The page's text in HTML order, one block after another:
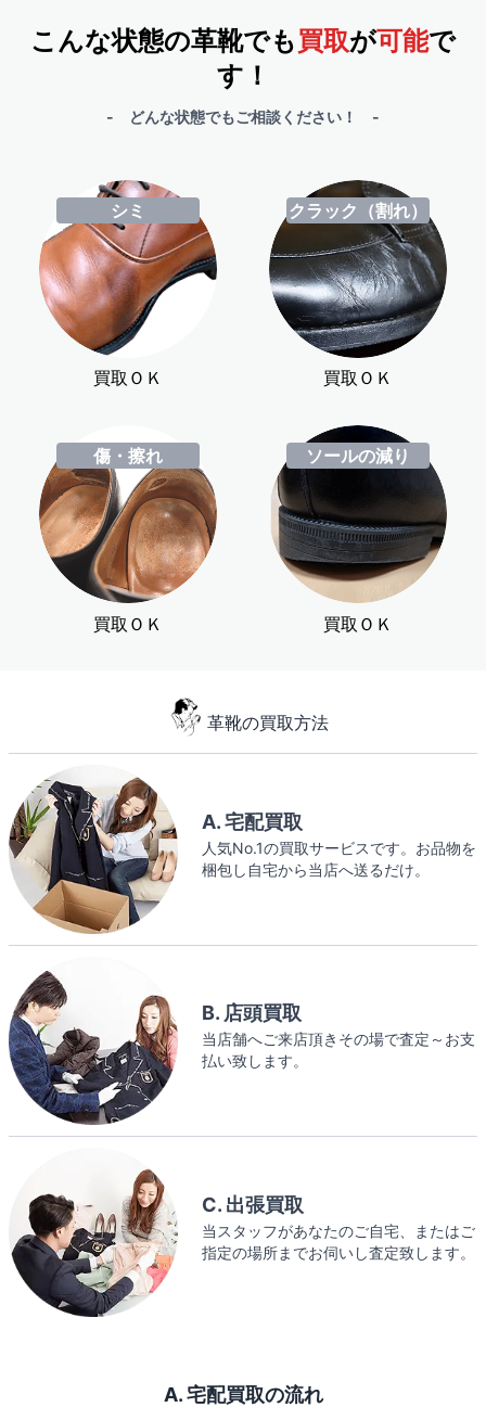
こんな状態の革靴でも買取が可能で
す！
- どんな状態でもご相談ください！ -
シミ
買取ＯＫ
クラック（割れ）
買取ＯＫ
傷・擦れ
買取ＯＫ
ソールの減り
買取ＯＫ
革靴の買取方法
A. 宅配買取
人気No.1の買取サービスです。お品物を
梱包し自宅から当店へ送るだけ。
B. 店頭買取
当店舗へご来店頂きその場で査定～お支
払い致します。
C. 出張買取
当スタッフがあなたのご自宅、またはご
指定の場所までお伺いし査定致します。
A. 宅配買取の流れ